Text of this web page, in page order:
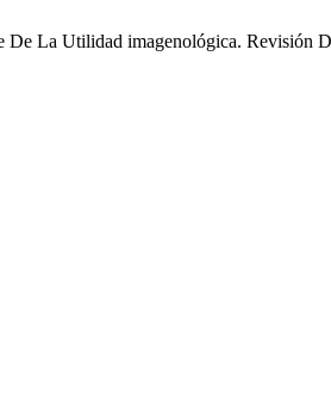
De La Utilidad imagenológica. Revisión